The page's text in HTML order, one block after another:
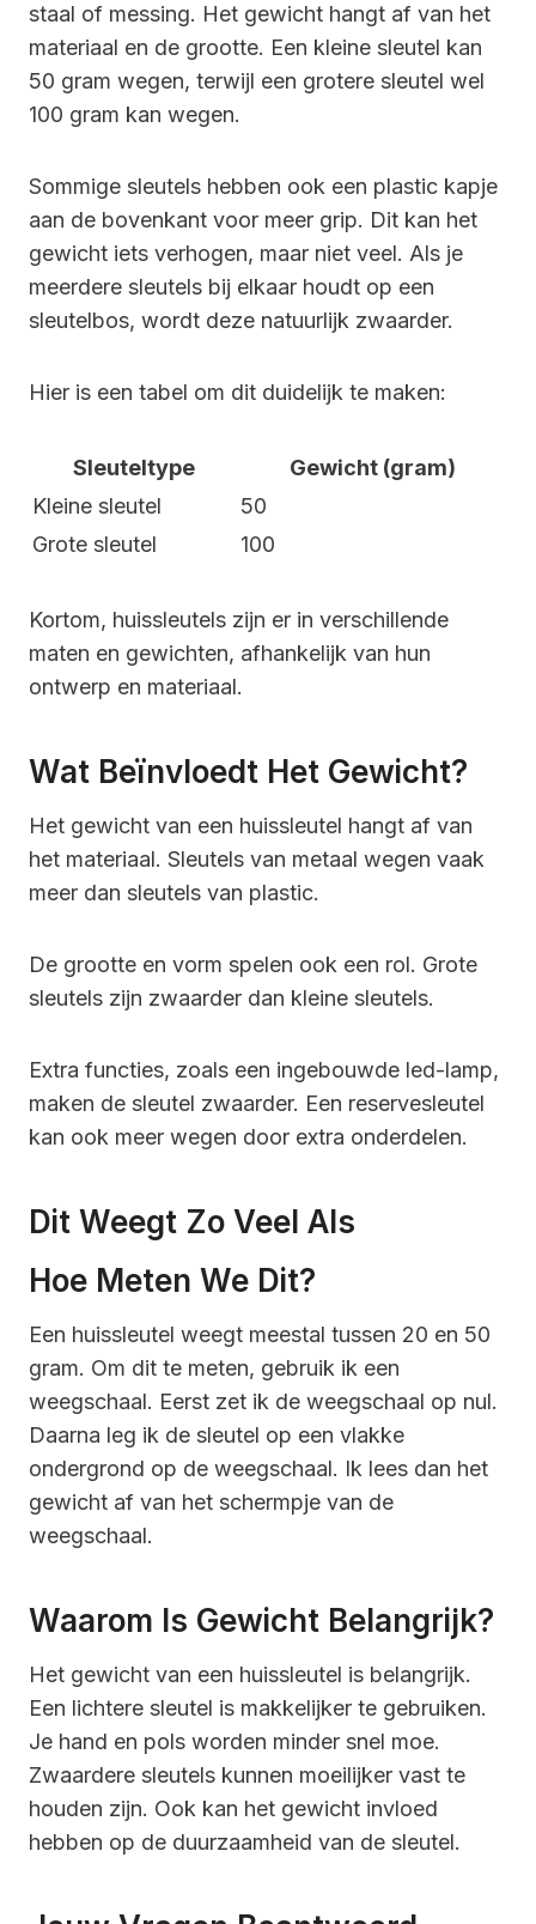
staal of messing. Het gewicht hangt af van het
materiaal en de grootte. Een kleine sleutel kan
50 gram wegen, terwijl een grotere sleutel wel
100 gram kan wegen.
Sommige sleutels hebben ook een plastic kapje
aan de bovenkant voor meer grip. Dit kan het
gewicht iets verhogen, maar niet veel. Als je
meerdere sleutels bij elkaar houdt op een
sleutelbos, wordt deze natuurlijk zwaarder.
Hier is een tabel om dit duidelijk te maken:
Sleuteltype
Gewicht (gram)
Kleine sleutel
50
Grote sleutel
100
Kortom, huissleutels zijn er in verschillende
maten en gewichten, afhankelijk van hun
ontwerp en materiaal.
Wat Beïnvloedt Het Gewicht?
Het gewicht van een huissleutel hangt af van
het materiaal. Sleutels van metaal wegen vaak
meer dan sleutels van plastic.
De grootte en vorm spelen ook een rol. Grote
sleutels zijn zwaarder dan kleine sleutels.
Extra functies, zoals een ingebouwde led-lamp,
maken de sleutel zwaarder. Een reservesleutel
kan ook meer wegen door extra onderdelen.
Dit Weegt Zo Veel Als
Hoe Meten We Dit?
Een huissleutel weegt meestal tussen 20 en 50
gram. Om dit te meten, gebruik ik een
weegschaal. Eerst zet ik de weegschaal op nul.
Daarna leg ik de sleutel op een vlakke
ondergrond op de weegschaal. Ik lees dan het
gewicht af van het schermpje van de
weegschaal.
Waarom Is Gewicht Belangrijk?
Het gewicht van een huissleutel is belangrijk.
Een lichtere sleutel is makkelijker te gebruiken.
Je hand en pols worden minder snel moe.
Zwaardere sleutels kunnen moeilijker vast te
houden zijn. Ook kan het gewicht invloed
hebben op de duurzaamheid van de sleutel.